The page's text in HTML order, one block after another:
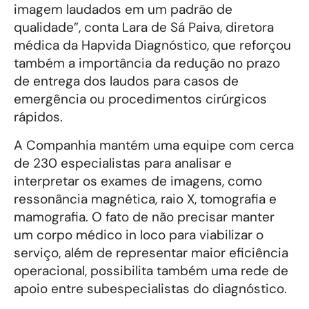
imagem laudados em um padrão de
qualidade”, conta Lara de Sá Paiva, diretora
médica da Hapvida Diagnóstico, que reforçou
também a importância da redução no prazo
de entrega dos laudos para casos de
emergência ou procedimentos cirúrgicos
rápidos.
A Companhia mantém uma equipe com cerca
de 230 especialistas para analisar e
interpretar os exames de imagens, como
ressonância magnética, raio X, tomografia e
mamografia. O fato de não precisar manter
um corpo médico in loco para viabilizar o
serviço, além de representar maior eficiência
operacional, possibilita também uma rede de
apoio entre subespecialistas do diagnóstico.